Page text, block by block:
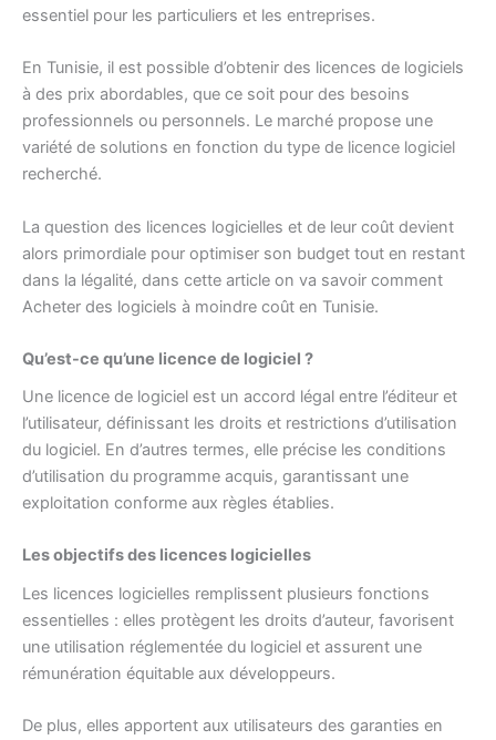
essentiel pour les particuliers et les entreprises.
En Tunisie, il est possible d’obtenir des licences de logiciels
à des prix abordables, que ce soit pour des besoins
professionnels ou personnels. Le marché propose une
variété de solutions en fonction du type de licence logiciel
recherché.
La question des licences logicielles et de leur coût devient
alors primordiale pour optimiser son budget tout en restant
dans la légalité, dans cette article on va savoir comment
Acheter des logiciels à moindre coût en Tunisie.
Qu’est-ce qu’une licence de logiciel ?
Une licence de logiciel est un accord légal entre l’éditeur et
l’utilisateur, définissant les droits et restrictions d’utilisation
du logiciel. En d’autres termes, elle précise les conditions
d’utilisation du programme acquis, garantissant une
exploitation conforme aux règles établies.
Les objectifs des licences logicielles
Les licences logicielles remplissent plusieurs fonctions
essentielles : elles protègent les droits d’auteur, favorisent
une utilisation réglementée du logiciel et assurent une
rémunération équitable aux développeurs.
De plus, elles apportent aux utilisateurs des garanties en